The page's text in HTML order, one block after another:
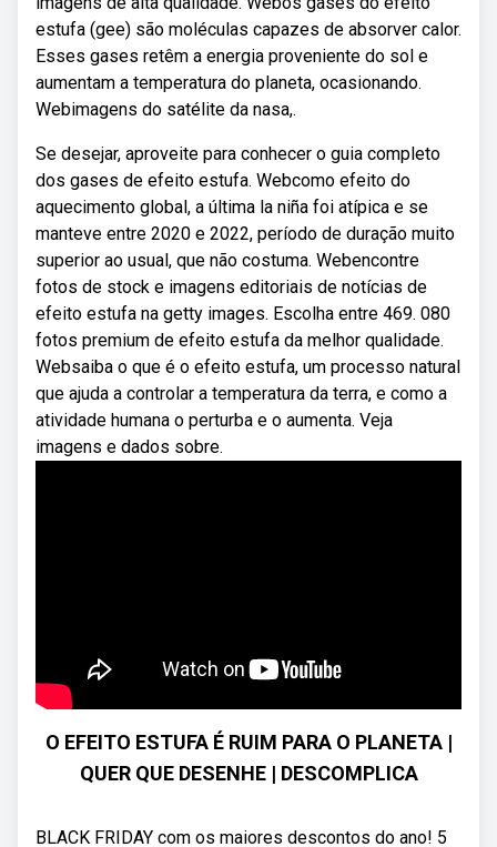
estufa (gee) são moléculas capazes de absorver calor.
Esses gases retêm a energia proveniente do sol e
aumentam a temperatura do planeta, ocasionando.
Webimagens do satélite da nasa,.
Se desejar, aproveite para conhecer o guia completo
dos gases de efeito estufa. Webcomo efeito do
aquecimento global, a última la niña foi atípica e se
manteve entre 2020 e 2022, período de duração muito
superior ao usual, que não costuma. Webencontre
fotos de stock e imagens editoriais de notícias de
efeito estufa na getty images. Escolha entre 469. 080
fotos premium de efeito estufa da melhor qualidade.
Websaiba o que é o efeito estufa, um processo natural
que ajuda a controlar a temperatura da terra, e como a
atividade humana o perturba e o aumenta. Veja
imagens e dados sobre.
O EFEITO ESTUFA É RUIM PARA O PLANETA |
QUER QUE DESENHE | DESCOMPLICA
BLACK FRIDAY com os maiores descontos do ano! 5